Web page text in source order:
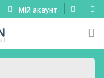
Мій акаунт